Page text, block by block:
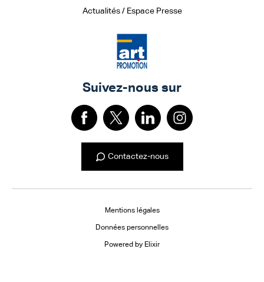
Actualités / Espace Presse
Suivez-nous sur
Contactez-nous
Mentions légales
Données personnelles
Powered by Elixir